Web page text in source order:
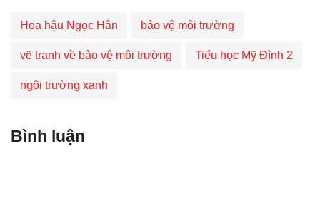
Hoa hậu Ngọc Hân bảo vệ môi trường
vẽ tranh về bảo vệ môi trường Tiểu học Mỹ Đình 2
ngôi trường xanh
Bình luận